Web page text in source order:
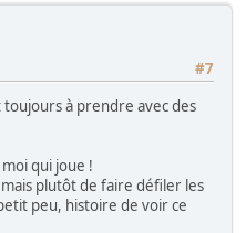
#7
toujours à prendre avec des
qui joue !
plutôt de faire défiler les
peu, histoire de voir ce